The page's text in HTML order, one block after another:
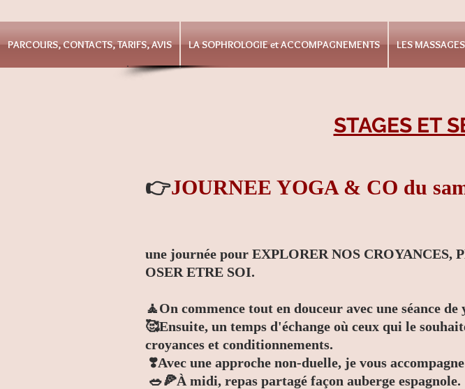
PARCOURS, CONTACTS, TARIFS, AVIS LA SOPHROLOGIE et ACCOMPAGNEMENTS LES MASSAGES
STAGES ET
👉JOURNEE YOGA & CO du
une journée pour EXPLORER NOS
OSER ETRE SOI.
🧘On commence tout en douceur avec une séance
🥰Ensuite, un temps d'échange où ceux qui le
croyances et conditionnements.
❣️Avec une approche non-duelle, je vous
🥗🍕À midi, repas partagé façon auberge espagnole.